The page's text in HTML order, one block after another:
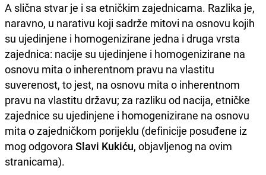
A slična stvar je i sa etničkim zajednicama. Razlika je,
naravno, u narativu koji sadrže mitovi na osnovu kojih
su ujedinjene i homogenizirane jedna i druga vrsta
zajednica: nacije su ujedinjene i homogenizirane na
osnovu mita o inherentnom pravu na vlastitu
suverenost, to jest, na osnovu mita o inherentnom
pravu na vlastitu državu; za razliku od nacija, etničke
zajednice su ujedinjene i homogenizirane na osnovu
mita o zajedničkom porijeklu (definicije posuđene iz
mog odgovora Slavi Kukiću, objavljenog na ovim
stranicama).